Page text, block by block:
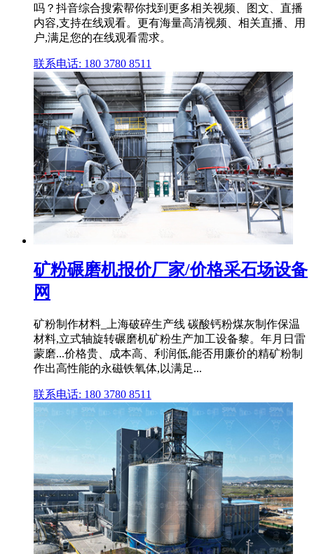
吗？抖音综合搜索帮你找到更多相关视频、图文、直播
内容,支持在线观看。更有海量高清视频、相关直播、用
户,满足您的在线观看需求。
联系电话: 180 3780 8511
矿粉碾磨机报价厂家/价格采石场设备
网
矿粉制作材料_上海破碎生产线 碳酸钙粉煤灰制作保温
材料,立式轴旋转碾磨机矿粉生产加工设备黎。年月日雷
蒙磨...价格贵、成本高、利润低,能否用廉价的精矿粉制
作出高性能的永磁铁氧体,以满足...
联系电话: 180 3780 8511